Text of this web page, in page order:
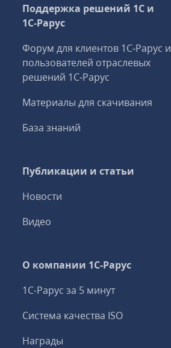
Поддержка решений 1С и
1С‑Рарус
Форум для клиентов 1С‑Рарус и
пользователей отраслевых
решений 1С‑Рарус
Материалы для скачивания
База знаний
Публикации и статьи
Новости
Видео
О компании 1C-Рарус
1С-Рарус за 5 минут
Система качества ISO
Награды